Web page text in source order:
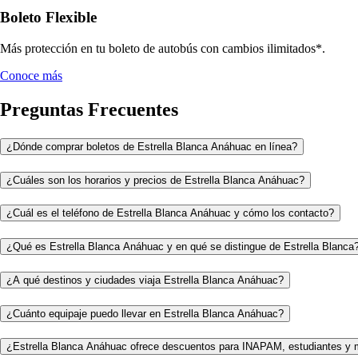
Boleto Flexible
Más protección en tu boleto de autobús con cambios ilimitados*.
Conoce más
Preguntas Frecuentes
¿Dónde comprar boletos de Estrella Blanca Anáhuac en línea?
¿Cuáles son los horarios y precios de Estrella Blanca Anáhuac?
¿Cuál es el teléfono de Estrella Blanca Anáhuac y cómo los contacto?
¿Qué es Estrella Blanca Anáhuac y en qué se distingue de Estrella
¿A qué destinos y ciudades viaja Estrella Blanca Anáhuac?
¿Cuánto equipaje puedo llevar en Estrella Blanca Anáhuac?
¿Estrella Blanca Anáhuac ofrece descuentos para INAPAM, estudiantes y